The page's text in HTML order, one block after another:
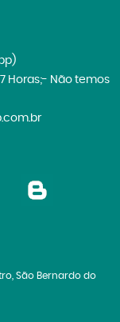
Horas;- Não temos
São Bernardo do